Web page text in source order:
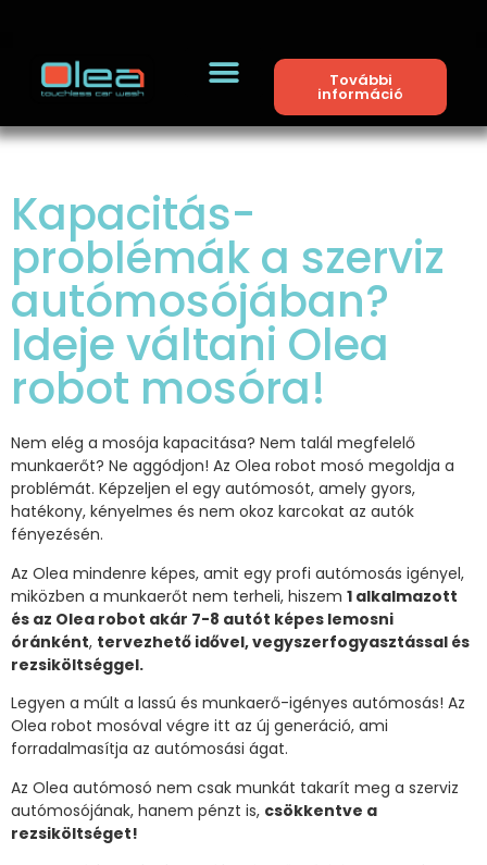
További
információ
Kapacitás-
problémák a szerviz
autómosójában?
Ideje váltani Olea
robot mosóra!
Nem elég a mosója kapacitása? Nem talál megfelelő
munkaerőt? Ne aggódjon! Az Olea robot mosó megoldja a
problémát. Képzeljen el egy autómosót, amely gyors,
hatékony, kényelmes és nem okoz karcokat az autók
fényezésén.
Az Olea mindenre képes, amit egy profi autómosás igényel,
miközben a munkaerőt nem terheli, hiszem 1 alkalmazott
és az Olea robot akár 7-8 autót képes lemosni
óránként, tervezhető idővel, vegyszerfogyasztással és
rezsiköltséggel.
Legyen a múlt a lassú és munkaerő-igényes autómosás! Az
Olea robot mosóval végre itt az új generáció, ami
forradalmasítja az autómosási ágat.
Az Olea autómosó nem csak munkát takarít meg a szerviz
autómosójának, hanem pénzt is, csökkentve a
rezsiköltséget!